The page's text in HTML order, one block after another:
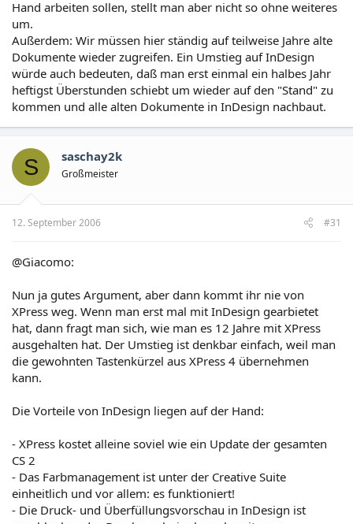
Hand arbeiten sollen, stellt man aber nicht so ohne weiteres
um.
Außerdem: Wir müssen hier ständig auf teilweise Jahre alte
Dokumente wieder zugreifen. Ein Umstieg auf InDesign
würde auch bedeuten, daß man erst einmal ein halbes Jahr
heftigst Überstunden schiebt um wieder auf den "Stand" zu
kommen und alle alten Dokumente in InDesign nachbaut.
S saschay2k
Großmeister
12. September 2006 #31
@Giacomo:
Nun ja gutes Argument, aber dann kommt ihr nie von
XPress weg. Wenn man erst mal mit InDesign gearbietet
hat, dann fragt man sich, wie man es 12 Jahre mit XPress
ausgehalten hat. Der Umstieg ist denkbar einfach, weil man
die gewohnten Tastenkürzel aus XPress 4 übernehmen
kann.
Die Vorteile von InDesign liegen auf der Hand:
- XPress kostet alleine soviel wie ein Update der gesamten
CS 2
- Das Farbmanagement ist unter der Creative Suite
einheitlich und vor allem: es funktioniert!
- Die Druck- und Überfüllungsvorschau in InDesign ist